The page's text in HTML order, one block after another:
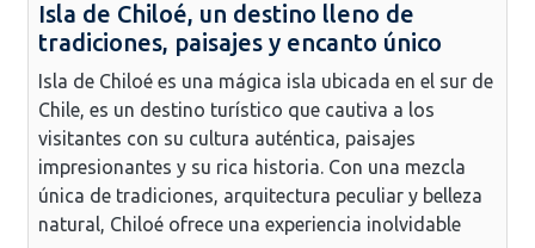
Isla de Chiloé, un destino lleno de
tradiciones, paisajes y encanto único
Isla de Chiloé es una mágica isla ubicada en el sur de
Chile, es un destino turístico que cautiva a los
visitantes con su cultura auténtica, paisajes
impresionantes y su rica historia. Con una mezcla
única de tradiciones, arquitectura peculiar y belleza
natural, Chiloé ofrece una experiencia inolvidable